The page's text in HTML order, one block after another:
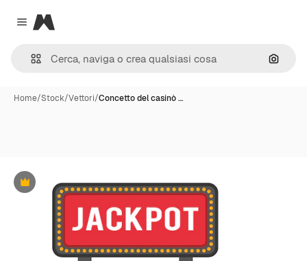
Close menu
Magnific
Cerca
Home/Stock/Vettori/Concetto del casinò …
Premium